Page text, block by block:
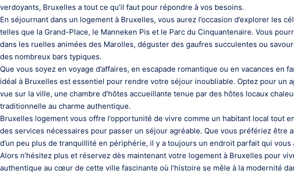
verdoyants, Bruxelles a tout ce qu’il faut pour répondre à vos besoins.
En séjournant dans un logement à Bruxelles, vous aurez l’occasion d’explorer les
telles que la Grand-Place, le Manneken Pis et le Parc du Cinquantenaire. Vous
dans les ruelles animées des Marolles, déguster des gaufres succulentes ou
des nombreux bars typiques.
Que vous soyez en voyage d’affaires, en escapade romantique ou en vacances en
idéal à Bruxelles est essentiel pour rendre votre séjour inoubliable. Optez pour un
vue sur la ville, une chambre d’hôtes accueillante tenue par des hôtes locaux
traditionnelle au charme authentique.
Bruxelles logement vous offre l’opportunité de vivre comme un habitant local tout
des services nécessaires pour passer un séjour agréable. Que vous préfériez être
d’un peu plus de tranquillité en périphérie, il y a toujours un endroit parfait qui vous
Alors n’hésitez plus et réservez dès maintenant votre logement à Bruxelles pour
authentique au cœur de cette ville fascinante où l’histoire se mêle à la modernité